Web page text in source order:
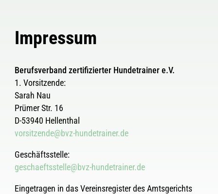
Impressum
Berufsverband zertifizierter Hundetrainer e.V.
1. Vorsitzende:
Sarah Nau
Prümer Str. 16
D-53940 Hellenthal
vorsitzende@bvz-hundetrainer.de
Geschäftsstelle:
geschaeftsstelle@bvz-hundetrainer.de
Eingetragen in das Vereinsregister des Amtsgerichts